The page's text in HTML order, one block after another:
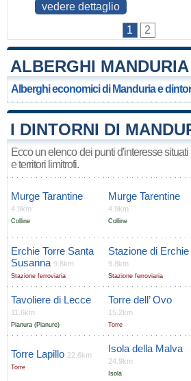
vedere dettaglio
1 2
ALBERGHI MANDURIA
Alberghi economici di Manduria e
I DINTORNI DI
Ecco un elenco dei punti d'interesse
e territori limitrofi.
Murge Tarantine
4.9km
Colline
Murge Tarentine
4.9km
Colline
Erchie Torre Santa
Susanna 9.8km
Stazione ferroviaria
Stazione di Erchie
9.8km
Stazione ferroviaria
Tavoliere di Lecce
11.6km
Pianura (Pianure)
Torre dell’ Ovo
15.2km
Torre
Torre Lapillo 22.6km
Torre
Isola della Malva
24.9km
Isola